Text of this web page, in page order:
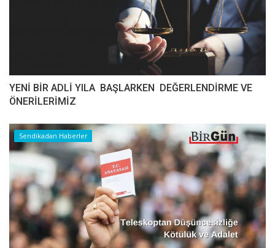
YENİ BİR ADLİ YILA BAŞLARKEN DEĞERLENDİRME VE
ÖNERİLERİMİZ
Sendikadan Haberler